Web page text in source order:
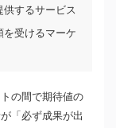
供するサービス
を受けるマーケ
の間で期待値の
「必ず成果が出